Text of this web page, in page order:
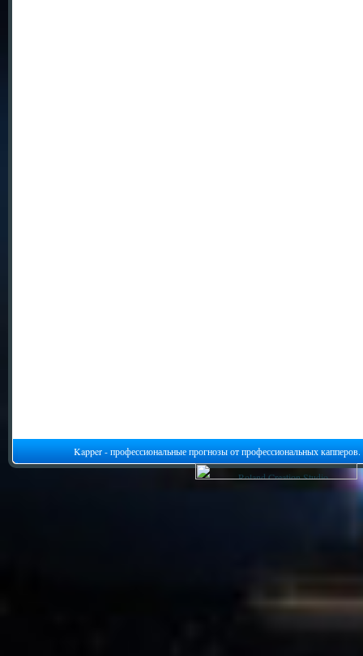
Kapper - профессиональные прогнозы от профессиональных